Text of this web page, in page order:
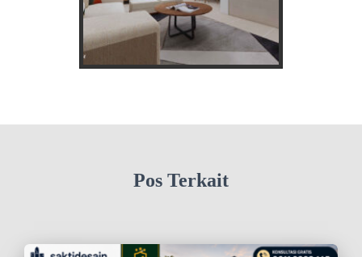
Pos Terkait